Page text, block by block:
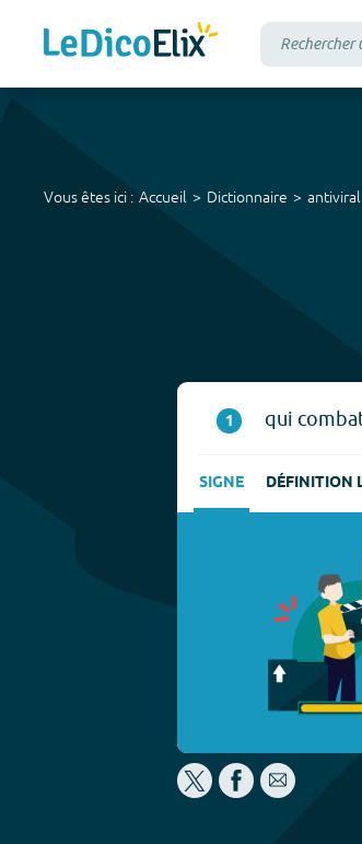
Vous êtes ici : Accueil Dictionnaire antiviral
1 qui
SIGNE DÉFINITION